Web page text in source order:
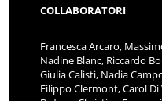
COLLABORATORI
Francesca Arcaro,
Nadine Blanc, Riccardo
Giulia Calisti, Nadia
Filippo Clermont, Carol